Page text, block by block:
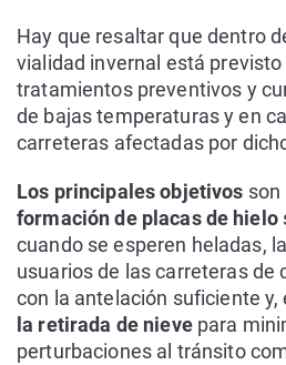
Hay que resaltar que dentro
vialidad invernal está
tratamientos preventivos y
de bajas temperaturas y en
carreteras afectadas por
Los principales objetivos son
formación de placas de hielo
cuando se esperen heladas,
usuarios de las carreteras de
con la antelación suficiente y,
la retirada de nievepara
perturbaciones al tránsito